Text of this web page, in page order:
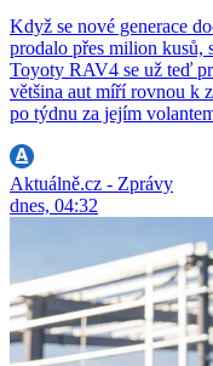
Když se nové generace
prodalo přes milion kusů,
Toyoty RAV4 se už teď
většina aut míří rovnou k
po týdnu za jejím
Aktuálně.cz - Zprávy
dnes, 04:32